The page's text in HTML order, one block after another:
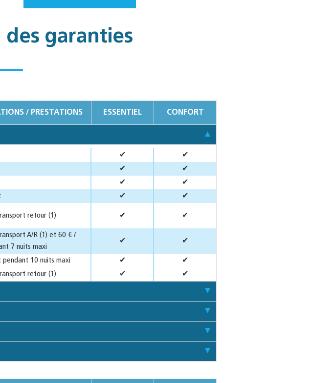
garanties
/ PRESTATIONS ESSENTIEL CONFORT
✔
✔
✔
✔
✔
✔
✔
✔
retour (1) ✔ ✔
A/R (1) et 60 € /
7 nuits maxi
✔ ✔
pendant 10 nuits maxi ✔
✔
retour (1) ✔ ✔